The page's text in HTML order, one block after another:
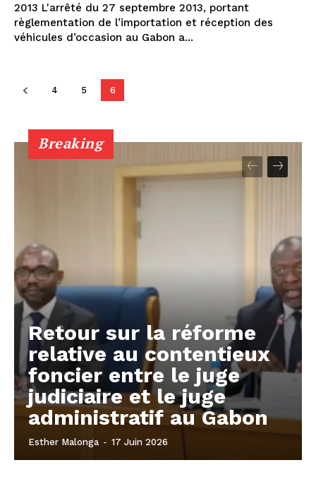
2013 L'arrêté du 27 septembre 2013, portant
règlementation de l’importation et réception des
véhicules d’occasion au Gabon a...
4 5 6
Breaking
Retour sur la réforme
relative au contentieux
foncier entre le juge
judiciaire et le juge
administratif au Gabon
Esther Malonga - 17 Juin 2026